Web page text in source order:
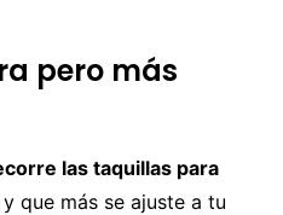
pero más
las taquillas para
que más se ajuste a tu